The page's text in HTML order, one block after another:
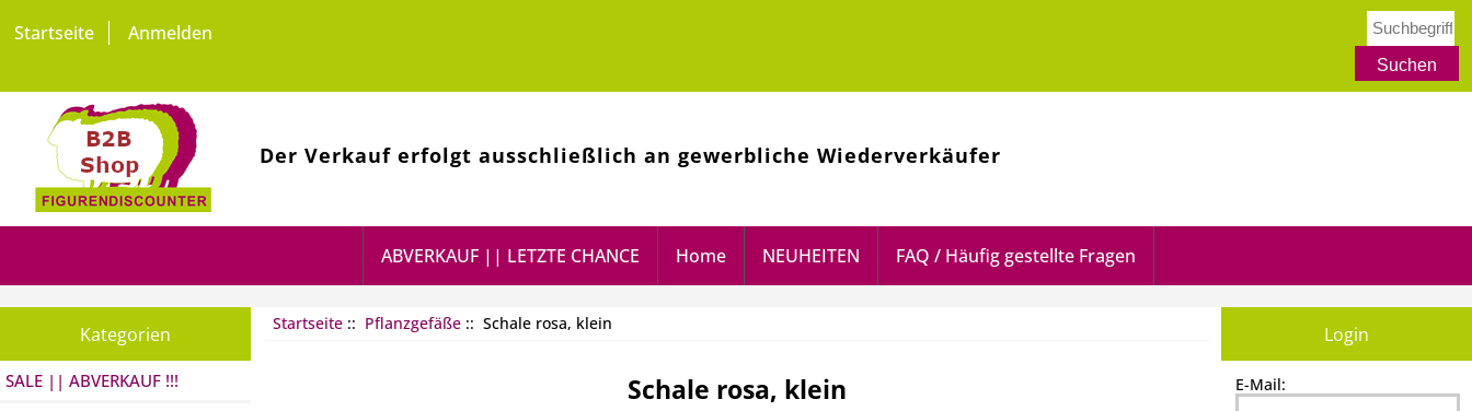
Startseite Anmelden
Der Verkauf erfolgt ausschließlich an gewerbliche Wiederverkäufer
ABVERKAUF || LETZTE CHANCE Home NEUHEITEN FAQ / Häufig gestellte Fragen
Kategorien
SALE || ABVERKAUF !!!
Startseite:: Pflanzgefäße:: Schale rosa, klein
Schale rosa, klein
Login
E-Mail: